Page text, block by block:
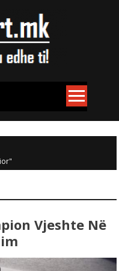
Vjeshte Në